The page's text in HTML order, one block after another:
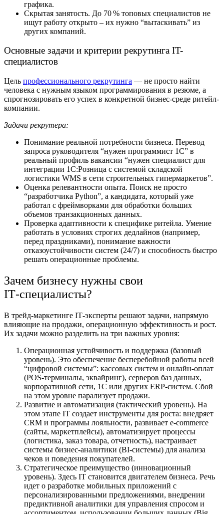
графика.
Скрытая занятость. До 70 % топовых специалистов не
ищут работу открыто – их нужно “вытаскивать” из
других компаний.
Основные задачи и критерии рекрутинга IT-
специалистов
Цель профессионального рекрутинга — не просто найти
человека с нужным языком программирования в резюме, а
спрогнозировать его успех в конкретной бизнес-среде ритейл-
компании.
Задачи рекрутера:
Понимание реальной потребности бизнеса. Перевод
запроса руководителя “нужен программист 1С” в
реальный профиль вакансии “нужен специалист для
интеграции 1С:Розница с системой складской
логистики WMS в сети строительных гипермаркетов”.
Оценка релевантности опыта. Поиск не просто
“разработчика Python”, а кандидата, который уже
работал с фреймворками для обработки больших
объемов транзакционных данных.
Проверка адаптивности к специфике ритейла. Умение
работать в условиях строгих дедлайнов (например,
перед праздниками), понимание важности
отказоустойчивости систем (24/7) и способность быстро
решать операционные проблемы.
Зачем бизнесу нужны свои
IT‑специалисты?
В трейд‑маркетинге IT‑эксперты решают задачи, напрямую
влияющие на продажи, операционную эффективность и рост.
Их задачи можно разделить на три важных уровня:
Операционная устойчивость и поддержка (базовый
уровень). Это обеспечение бесперебойной работы всей
“цифровой системы”: кассовых систем и онлайн-оплат
(POS-терминалы, эквайринг), серверов баз данных,
корпоративной сети, 1С или других ERP-систем. Сбой
на этом уровне парализует продажи.
Развитие и автоматизация (тактический уровень). На
этом этапе IT создает инструменты для роста: внедряет
CRM и программы лояльности, развивает e-commerce
(сайты, маркетплейсы), автоматизирует процессы
(логистика, заказ товара, отчетность), настраивает
системы бизнес-аналитики (BI-системы) для анализа
чеков и поведения покупателей.
Стратегическое преимущество (инновационный
уровень). Здесь IT становится двигателем бизнеса. Речь
идет о разработке мобильных приложений с
персонализированными предложениями, внедрении
предиктивной аналитики для управления спросом и